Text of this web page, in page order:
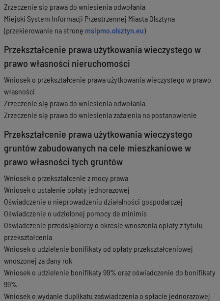
Zrzeczenie się prawa do wniesienia odwołania
Miejski System Informacji Przestrzennej Miasta Olsztyna
(przekierowanie na stronę msipmo.olsztyn.eu)
Przekształcenie prawa użytkowania wieczystego w
prawo własności nieruchomości
Wniosek o przekształcenie prawa użytkowania wieczystego w prawo
własności
Zrzeczenie się prawa do wniesienia odwołania
Zrzeczenie się prawa do wniesienia zażalenia na postanowienie
Przekształcenie prawa użytkowania wieczystego
gruntów zabudowanych na cele mieszkaniowe w
prawo własności tych gruntów
Wniosek o przekształcenie z mocy prawa
Wniosek o ustalenie opłaty jednorazowej
Oświadczenie o nieprowadzeniu działalności gospodarczej
Oświadczenie o udzielonej pomocy de minimis
Oświadczenie przedsiębiorcy o okresie wnoszenia opłaty z tytułu
przekształcenia
Wniosek o udzielenie bonifikaty od opłaty przekształceniowej
wnoszonej za dany rok
Wniosek o udzielenie bonifikaty 99% oraz oświadczenie do bonifikaty
99%
Wniosek o wydanie duplikatu zaświadczenia o spłacie jednorazowej